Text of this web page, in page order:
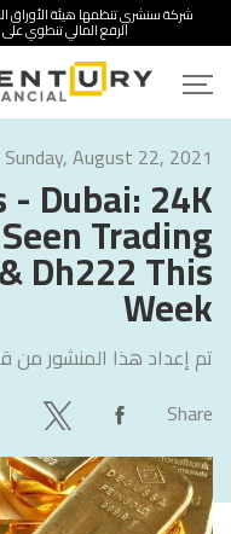
شركة سنشري تنظمها هيئة الأوراق
الرفع المالي تنطوي
Sunday, August 22, 2021
Dubai: 24K
Trading
Dh222 This
Week
تم إعداد هذا المنشور من
Share